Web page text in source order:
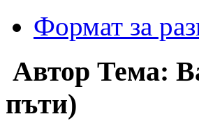
Формат за
Автор Тема:
пъти)